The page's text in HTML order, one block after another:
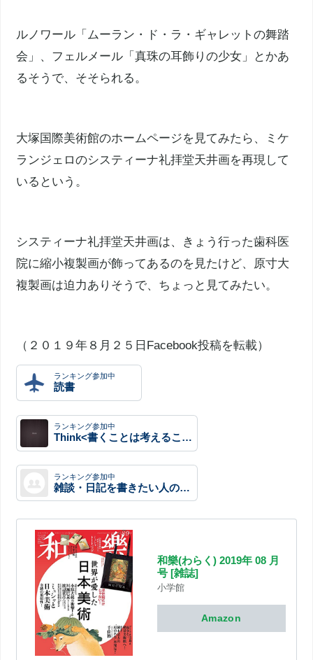
ルノワール「ムーラン・ド・ラ・ギャレットの舞踏
会」、フェルメール「真珠の耳飾りの少女」とかあ
るそうで、そそられる。
大塚国際美術館のホームページを見てみたら、ミケ
ランジェロのシスティーナ礼拝堂天井画を再現して
いるという。
システィーナ礼拝堂天井画は、きょう行った歯科医
院に縮小複製画が飾ってあるのを見たけど、原寸大
複製画は迫力ありそうで、ちょっと見てみたい。
（２０１９年８月２５日Facebook投稿を転載）
ランキング参加中
読書
ランキング参加中
Think<書くことは考えること>
ランキング参加中
雑談・日記を書きたい人のグループ
和樂(わらく) 2019年 08 月
号 [雑誌]
小学館
Amazon